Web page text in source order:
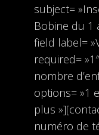
subject=
Bobine du 1
field label=
required=
nombre
options= »1
plus
numéro de